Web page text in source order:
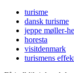
turisme
dansk turisme
jeppe møller-
horesta
visitdenmark
turismens